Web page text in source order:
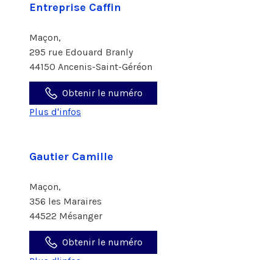
Entreprise Caffin
Maçon,
295 rue Edouard Branly
44150 Ancenis-Saint-Géréon
Obtenir le numéro
Plus d'infos
Gautier Camille
Maçon,
356 les Maraires
44522 Mésanger
Obtenir le numéro